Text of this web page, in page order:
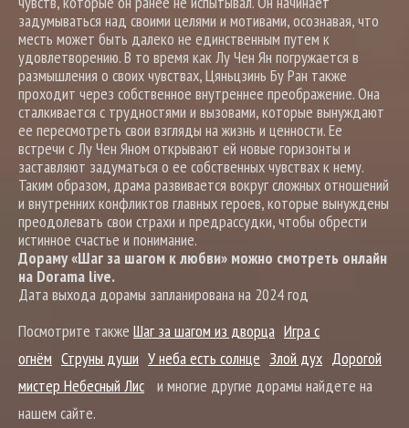
задумываться над своими целями и мотивами, осознавая, что
месть может быть далеко не единственным путем к
удовлетворению. В то время как Лу Чен Ян погружается в
размышления о своих чувствах, Цяньцзинь Бу Ран также
проходит через собственное внутреннее преображение. Она
сталкивается с трудностями и вызовами, которые вынуждают
ее пересмотреть свои взгляды на жизнь и ценности. Ее
встречи с Лу Чен Яном открывают ей новые горизонты и
заставляют задуматься о ее собственных чувствах к нему.
Таким образом, драма развивается вокруг сложных отношений
и внутренних конфликтов главных героев, которые вынуждены
преодолевать свои страхи и предрассудки, чтобы обрести
истинное счастье и понимание.
Дораму «Шаг за шагом к любви» можно смотреть онлайн
на Dorama live.
Дата выхода дорамы запланирована на 2024 год
Посмотрите также Шаг за шагом из дворца Игра с
огнём Струны души У неба есть солнце Злой дух Дорогой
мистер Небесный Лис
и многие другие дорамы найдете на
нашем сайте.